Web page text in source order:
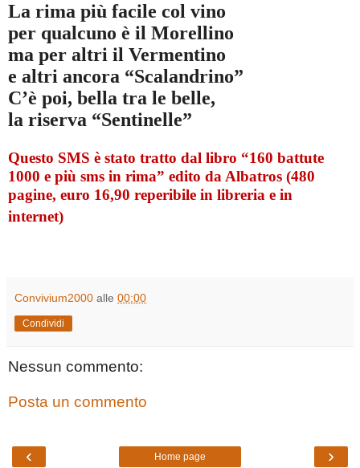
La rima più facile col vino
per qualcuno è il Morellino
ma per altri il Vermentino
e altri ancora “Scalandrino”
C’è poi, bella tra le belle,
la riserva “Sentinelle”
Questo SMS è stato tratto dal libro “160 battute
1000 e più sms in rima” edito da Albatros (480
pagine, euro 16,90 reperibile in libreria e in
internet)
Convivium2000 alle 00:00
Condividi
Nessun commento:
Posta un commento
‹ ›
Home page